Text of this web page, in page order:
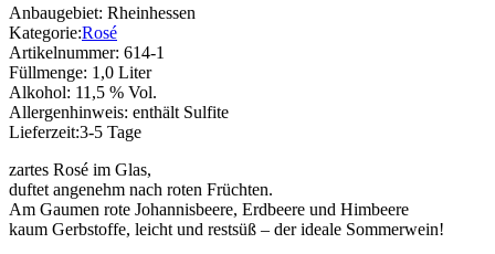
Anbaugebiet: Rheinhessen
Kategorie:Rosé
Artikelnummer: 614-1
Füllmenge: 1,0 Liter
Alkohol: 11,5 % Vol.
Allergenhinweis: enthält Sulfite
Lieferzeit:3-5 Tage
zartes Rosé im Glas,
duftet angenehm nach roten Früchten.
Am Gaumen rote Johannisbeere, Erdbeere und Himbeere
kaum Gerbstoffe, leicht und restsüß – der ideale Sommerwein!